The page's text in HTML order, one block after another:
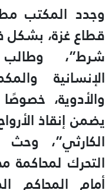
وجدد المكتب
قطاع غزة، بشكل
شرط”، وطالب
الإنسانية
والأدوية،
يضمن إنقاذ
الكارثي”،
التحرك لمحاكمة
أمام المحاكم